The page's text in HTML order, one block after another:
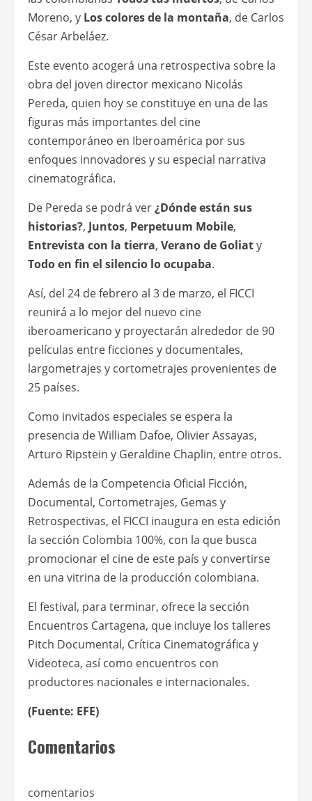
Moreno, y Los colores de la montaña, de Carlos
César Arbeláez.
Este evento acogerá una retrospectiva sobre la
obra del joven director mexicano Nicolás
Pereda, quien hoy se constituye en una de las
figuras más importantes del cine
contemporáneo en Iberoamérica por sus
enfoques innovadores y su especial narrativa
cinematográfica.
De Pereda se podrá ver¿Dónde están sus
historias?, Juntos, Perpetuum Mobile,
Entrevista con la tierra, Verano de Goliaty
Todo en fin el silencio lo ocupaba.
Así, del 24 de febrero al 3 de marzo, el FICCI
reunirá a lo mejor del nuevo cine
iberoamericano y proyectarán alrededor de 90
películas entre ficciones y documentales,
largometrajes y cortometrajes provenientes de
25 países.
Como invitados especiales se espera la
presencia de William Dafoe, Olivier Assayas,
Arturo Ripstein y Geraldine Chaplin, entre otros.
Además de la Competencia Oficial Ficción,
Documental, Cortometrajes, Gemas y
Retrospectivas, el FICCI inaugura en esta edición
la sección Colombia 100%, con la que busca
promocionar el cine de este país y convertirse
en una vitrina de la producción colombiana.
El festival, para terminar, ofrece la sección
Encuentros Cartagena, que incluye los talleres
Pitch Documental, Crítica Cinematográfica y
Videoteca, así como encuentros con
productores nacionales e internacionales.
(Fuente: EFE)
Comentarios
comentarios